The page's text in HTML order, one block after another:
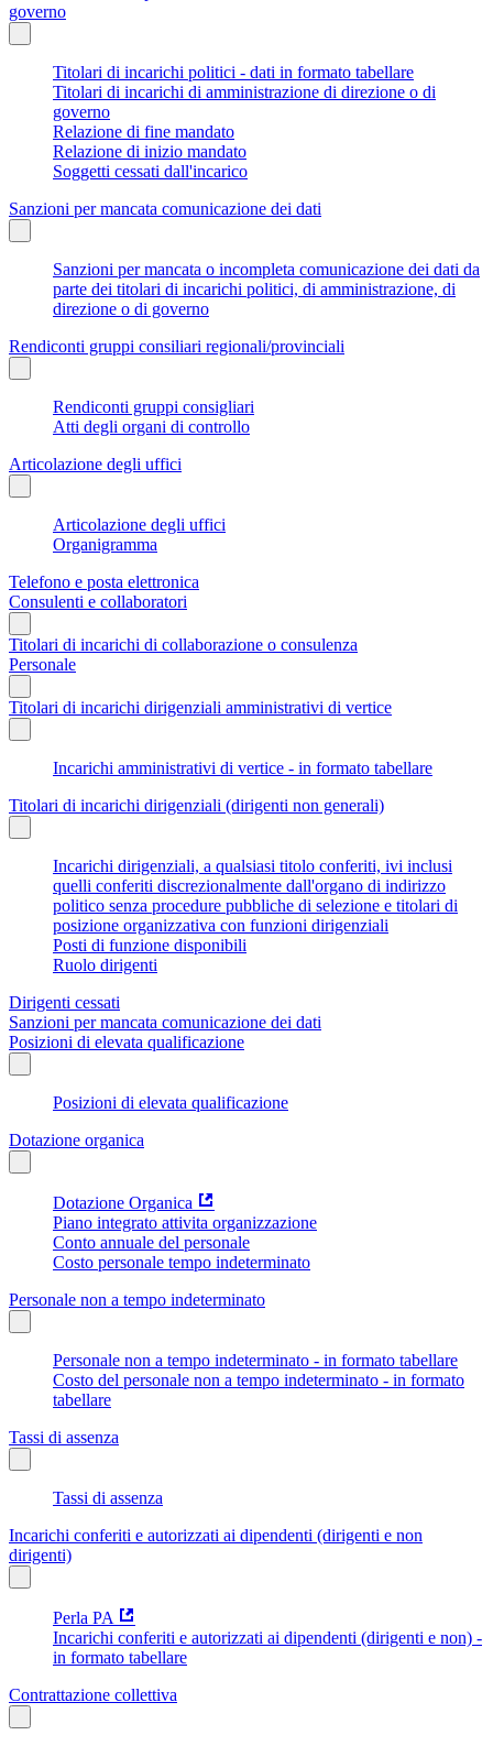
governo
Titolari di incarichi politici - dati in formato tabellare
Titolari di incarichi di amministrazione di direzione o di
governo
Relazione di fine mandato
Relazione di inizio mandato
Soggetti cessati dall'incarico
Sanzioni per mancata comunicazione dei dati
Sanzioni per mancata o incompleta comunicazione dei dati da
parte dei titolari di incarichi politici, di amministrazione, di
direzione o di governo
Rendiconti gruppi consiliari regionali/provinciali
Rendiconti gruppi consigliari
Atti degli organi di controllo
Articolazione degli uffici
Articolazione degli uffici
Organigramma
Telefono e posta elettronica
Consulenti e collaboratori
Titolari di incarichi di collaborazione o consulenza
Personale
Titolari di incarichi dirigenziali amministrativi di vertice
Incarichi amministrativi di vertice - in formato tabellare
Titolari di incarichi dirigenziali (dirigenti non generali)
Incarichi dirigenziali, a qualsiasi titolo conferiti, ivi inclusi
quelli conferiti discrezionalmente dall'organo di indirizzo
politico senza procedure pubbliche di selezione e titolari di
posizione organizzativa con funzioni dirigenziali
Posti di funzione disponibili
Ruolo dirigenti
Dirigenti cessati
Sanzioni per mancata comunicazione dei dati
Posizioni di elevata qualificazione
Posizioni di elevata qualificazione
Dotazione organica
Dotazione Organica
Piano integrato attivita organizzazione
Conto annuale del personale
Costo personale tempo indeterminato
Personale non a tempo indeterminato
Personale non a tempo indeterminato - in formato tabellare
Costo del personale non a tempo indeterminato - in formato
tabellare
Tassi di assenza
Tassi di assenza
Incarichi conferiti e autorizzati ai dipendenti (dirigenti e non
dirigenti)
Perla PA
Incarichi conferiti e autorizzati ai dipendenti (dirigenti e non) -
in formato tabellare
Contrattazione collettiva